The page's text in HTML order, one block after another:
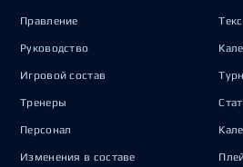
Правление
Руководство
Игровой состав
Тренеры
Персонал
Изменения в составе